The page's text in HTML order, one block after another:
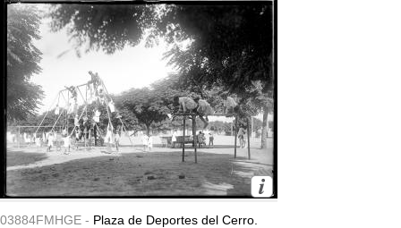
03884FMHGE - Plaza de Deportes del Cerro.